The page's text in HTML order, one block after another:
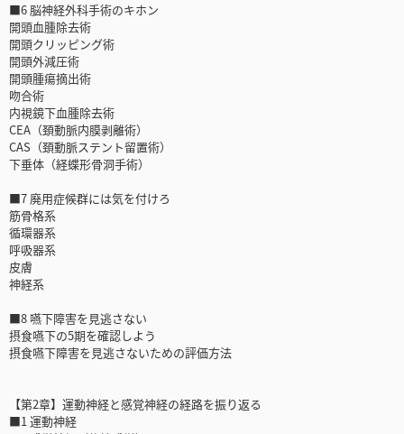
■6 脳神経外科手術のキホン
開頭血腫除去術
開頭クリッピング術
開頭外減圧術
開頭腫瘍摘出術
吻合術
内視鏡下血腫除去術
CEA（頚動脈内膜剥離術）
CAS（頚動脈ステント留置術）
下垂体（経蝶形骨洞手術）
■7 廃用症候群には気を付けろ
筋骨格系
循環器系
呼吸器系
皮膚
神経系
■8 嚥下障害を見逃さない
摂食嚥下の5期を確認しよう
摂食嚥下障害を見逃さないための評価方法
【第2章】運動神経と感覚神経の経路を振り返る
■1 運動神経